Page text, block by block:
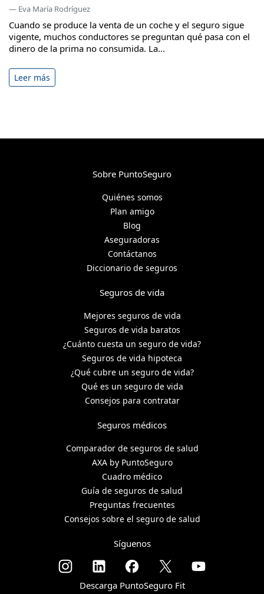
— Eva María Rodríguez
Cuando se produce la venta de un coche y el seguro sigue
vigente, muchos conductores se preguntan qué pasa con el
dinero de la prima no consumida. La...
Leer más
Sobre PuntoSeguro
Quiénes somos
Plan amigo
Blog
Aseguradoras
Contáctanos
Diccionario de seguros
Seguros de vida
Mejores seguros de vida
Seguros de vida baratos
¿Cuánto cuesta un seguro de vida?
Seguros de vida hipoteca
¿Qué cubre un seguro de vida?
Qué es un seguro de vida
Consejos para contratar
Seguros médicos
Comparador de seguros de salud
AXA by PuntoSeguro
Cuadro médico
Guía de seguros de salud
Preguntas frecuentes
Consejos sobre el seguro de salud
Síguenos
Descarga PuntoSeguro Fit